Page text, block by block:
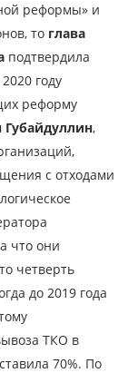
реформы» и
то глава
подтвердила
году
реформу
Губайдуллин,
с отходами
что они
четверть
до 2019 года
ТКО в
70%. По